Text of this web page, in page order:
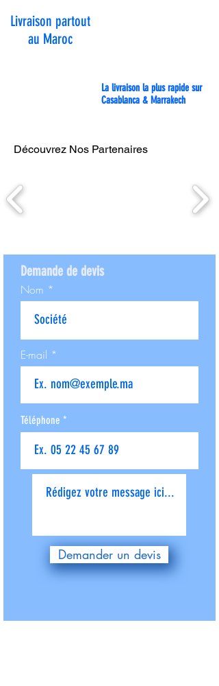
Livraison partout
au Maroc
La livraison la plus rapide sur
Casablanca & Marrakech
Découvrez Nos Partenaires
Demande de devis
Nom
E-mail
Téléphone
Demander un devis